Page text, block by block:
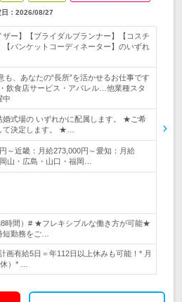
： 2026/08/27
ザー】【ブライダルプランナー】【コスチ
【バンケットコーディネーター】のいずれ
も、あなたの“長所”を活かせるお仕事です
飲食店サービス・アパレル…他業種スタ
中
婚式場の いずれかに配属します。 ★ご希
て決定します。 ★…
～近畿：月給273,000円～愛知：月給
山・広島・山口・福岡…
8時間）# ★フレキシブルな働き方が可能★
短勤務をご…
画有給5日＝年112日以上休みも可能！* 月
）* …